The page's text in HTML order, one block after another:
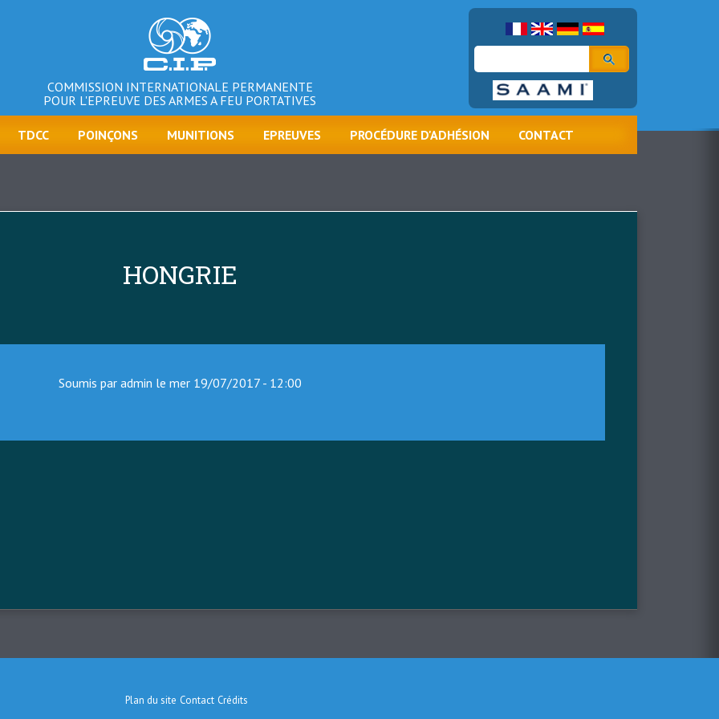
Rechercher
COMMISSION INTERNATIONALE PERMANENTE
POUR L'EPREUVE DES ARMES A FEU PORTATIVES
TDCC POINÇONS MUNITIONS EPREUVES PROCÉDURE D'ADHÉSION CONTACT
HONGRIE
Soumis par admin le mer 19/07/2017 - 12:00
Plan du site Contact Crédits